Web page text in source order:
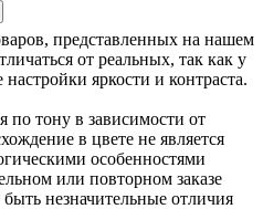
представленных на нашем
от реальных, так как у
яркости и контраста.
по тону в зависимости от
в цвете не является
особенностями
или повторном заказе
незначительные отличия